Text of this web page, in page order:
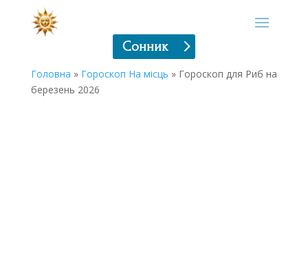
Сонник
Головна » Гороскоп На місць » Гороскоп для Риб на
березень 2026